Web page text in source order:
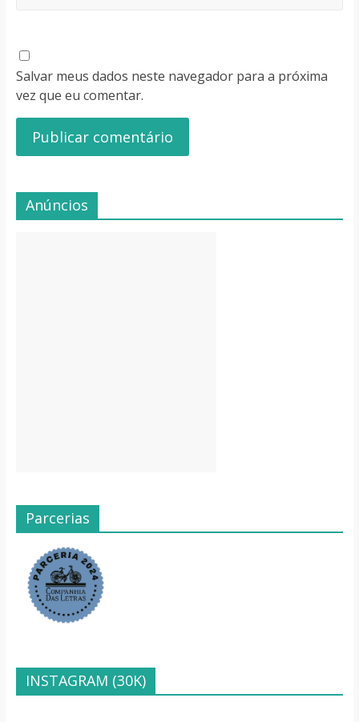
Salvar meus dados neste navegador para a próxima
vez que eu comentar.
Anúncios
Parcerias
INSTAGRAM (30K)